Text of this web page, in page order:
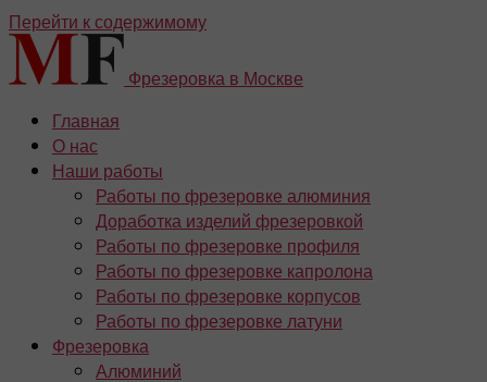
Перейти к содержимому
Фрезеровка в Москве
Главная
О нас
Наши работы
Работы по фрезеровке алюминия
Доработка изделий фрезеровкой
Работы по фрезеровке профиля
Работы по фрезеровке капролона
Работы по фрезеровке корпусов
Работы по фрезеровке латуни
Фрезеровка
Алюминий